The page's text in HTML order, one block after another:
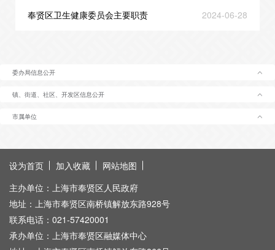
奉贤区卫生健康委员会主要职责 2024-06-28
委办局信息公开
镇、街道、社区、开发区信息公开
市属单位
设为首页 加入收藏
网站地图
主办单位：上海市奉贤区人民政府
地址：上海市奉贤区南桥镇解放东路928号
联系电话：021-57420001
承办单位：上海市奉贤区融媒体中心